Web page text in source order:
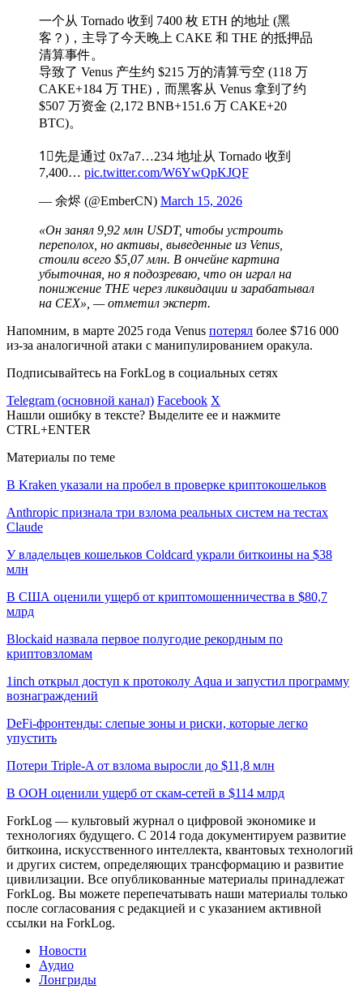
一个从 Tornado 收到 7400 枚 ETH 的地址 (黑
客？)，主导了今天晚上 CAKE 和 THE 的抵押品
清算事件。
导致了 Venus 产生约 $215 万的清算亏空 (118 万
CAKE+184 万 THE)，而黑客从 Venus 拿到了约
$507 万资金 (2,172 BNB+151.6 万 CAKE+20
BTC)。
1⃣先是通过 0x7a7…234 地址从 Tornado 收到
7,400… pic.twitter.com/W6YwQpKJQF
— 余烬 (@EmberCN) March 15, 2026
«Он занял 9,92 млн USDT, чтобы устроить
переполох, но активы, выведенные из Venus,
стоили всего $5,07 млн. В ончейне картина
убыточная, но я подозреваю, что он играл на
понижение THE через ликвидации и зарабатывал
на CEX», — отметил эксперт.
Напомним, в марте 2025 года Venus потерял более $716 000
из-за аналогичной атаки с манипулированием оракула.
Подписывайтесь на ForkLog в социальных сетях
Telegram (основной канал) Facebook X
Нашли ошибку в тексте? Выделите ее и нажмите
CTRL+ENTER
Материалы по теме
В Kraken указали на пробел в проверке криптокошельков
Anthropic признала три взлома реальных систем на тестах
Claude
У владельцев кошельков Coldcard украли биткоины на $38
млн
В США оценили ущерб от криптомошенничества в $80,7
млрд
Blockaid назвала первое полугодие рекордным по
криптовзломам
1inch открыл доступ к протоколу Aqua и запустил программу
вознаграждений
DeFi-фронтенды: слепые зоны и риски, которые легко
упустить
Потери Triple-A от взлома выросли до $11,8 млн
В ООН оценили ущерб от скам-сетей в $114 млрд
ForkLog — культовый журнал о цифровой экономике и
технологиях будущего. С 2014 года документируем развитие
биткоина, искусственного интеллекта, квантовых технологий
и других систем, определяющих трансформацию и развитие
цивилизации. Все опубликованные материалы принадлежат
ForkLog. Вы можете перепечатывать наши материалы только
после согласования с редакцией и с указанием активной
ссылки на ForkLog.
Новости
Аудио
Лонгриды